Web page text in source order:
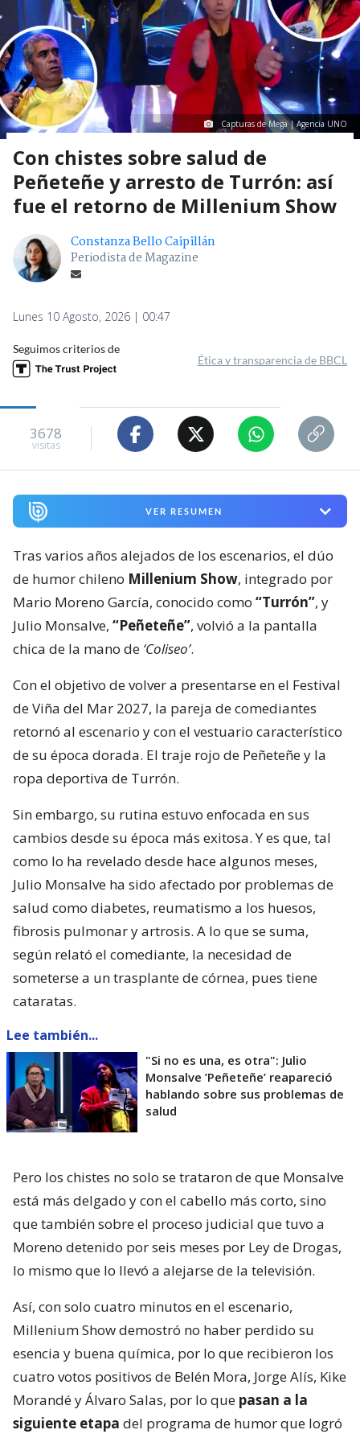
Capturas de Mega | Agencia UNO
Con chistes sobre salud de
Peñeteñe y arresto de Turrón: así
fue el retorno de Millenium Show
Constanza Bello Caipillán
Periodista de Magazine
Lunes 10 Agosto, 2026 | 00:47
Seguimos criterios de
Ética y transparencia de BBCL
3678
visitas
VER RESUMEN
Tras varios años alejados de los escenarios, el dúo
de humor chileno Millenium Show, integrado por
Mario Moreno García, conocido como “Turrón”, y
Julio Monsalve, “Peñeteñe”, volvió a la pantalla
chica de la mano de ‘Coliseo’.
Con el objetivo de volver a presentarse en el Festival
de Viña del Mar 2027, la pareja de comediantes
retornó al escenario y con el vestuario característico
de su época dorada. El traje rojo de Peñeteñe y la
ropa deportiva de Turrón.
Sin embargo, su rutina estuvo enfocada en sus
cambios desde su época más exitosa. Y es que, tal
como lo ha revelado desde hace algunos meses,
Julio Monsalve ha sido afectado por problemas de
salud como diabetes, reumatismo a los huesos,
fibrosis pulmonar y artrosis. A lo que se suma,
según relató el comediante, la necesidad de
someterse a un trasplante de córnea, pues tiene
cataratas.
Lee también...
"Si no es una, es otra": Julio
Monsalve ’Peñeteñe’ reapareció
hablando sobre sus problemas de
salud
Pero los chistes no solo se trataron de que Monsalve
está más delgado y con el cabello más corto, sino
que también sobre el proceso judicial que tuvo a
Moreno detenido por seis meses por Ley de Drogas,
lo mismo que lo llevó a alejarse de la televisión.
Así, con solo cuatro minutos en el escenario,
Millenium Show demostró no haber perdido su
esencia y buena química, por lo que recibieron los
cuatro votos positivos de Belén Mora, Jorge Alís, Kike
Morandé y Álvaro Salas, por lo que pasan a la
siguiente etapa del programa de humor que logró